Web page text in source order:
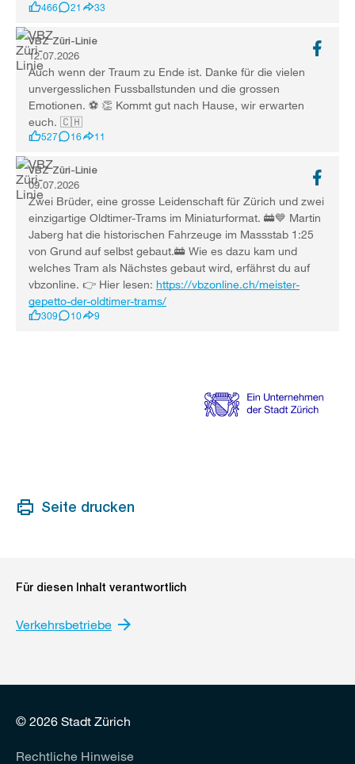
466 21 33
VBZ Züri-Linie
12.07.2026
Auch wenn der Traum zu Ende ist. Danke für die vielen
unvergesslichen Fussballstunden und die grossen
Emotionen. ⚽ 👏 Kommt gut nach Hause, wir erwarten
euch. 🇨🇭
527 16 11
VBZ Züri-Linie
09.07.2026
Zwei Brüder, eine grosse Leidenschaft für Zürich und zwei
einzigartige Oldtimer-Trams im Miniaturformat. 🚋💙 Martin
Jaberg hat die historischen Fahrzeuge im Massstab 1:25
von Grund auf selbst gebaut.🚋 Wie es dazu kam und
welches Tram als Nächstes gebaut wird, erfährst du auf
vbzonline. 👉 Hier lesen: https://vbzonline.ch/meister-
gepetto-der-oldtimer-trams/
309 10 9
Seite drucken
Für diesen Inhalt verantwortlich
Verkehrsbetriebe
© 2026 Stadt Zürich
Rechtliche Hinweise